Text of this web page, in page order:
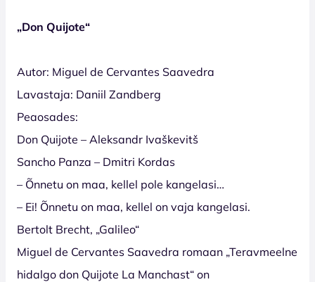
„Don Quijote“
Autor: Miguel de Cervantes Saavedra
Lavastaja: Daniil Zandberg
Peaosades:
Don Quijote – Aleksandr Ivaškevitš
Sancho Panza – Dmitri Kordas
– Õnnetu on maa, kellel pole kangelasi…
– Ei! Õnnetu on maa, kellel on vaja kangelasi.
Bertolt Brecht, „Galileo“
Miguel de Cervantes Saavedra romaan „Teravmeelne
hidalgo don Quijote La Manchast“ on